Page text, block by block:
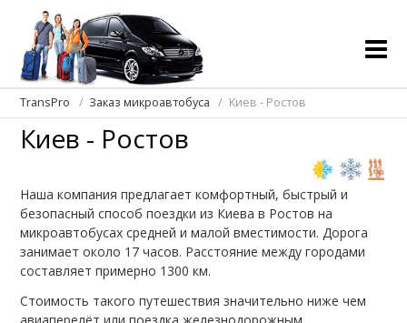
TransPro Заказ микроавтобуса Киев - Ростов
Киев - Ростов
Наша компания предлагает комфортный, быстрый и
безопасный способ поездки из Киева в Ростов на
микроавтобусах средней и малой вместимости. Дорога
занимает около 17 часов. Расстояние между городами
составляет примерно 1300 км.
Стоимость такого путешествия значительно ниже чем
авиаперелёт или поездка железнодорожным